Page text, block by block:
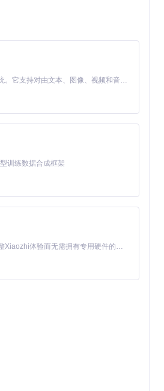
MiniMax H3 是一个通用的全模态生成系统。它支持对由文本、图像、视频和音频组成的多模态上下文进行统一理解，并能生成分辨率高达 2K、时长可达 15 秒的带原生立体声音频的视频。得益于面向任务泛化的系统设计，H3 在预训练阶段就已具备广泛的多模态上下文理解与生成能力，能够出色地执行复杂的多模态指令。
训练数据合成框架
基于Python的Xiaozhi AI，适用于想要完整Xiaozhi体验而无需拥有专用硬件的用户。